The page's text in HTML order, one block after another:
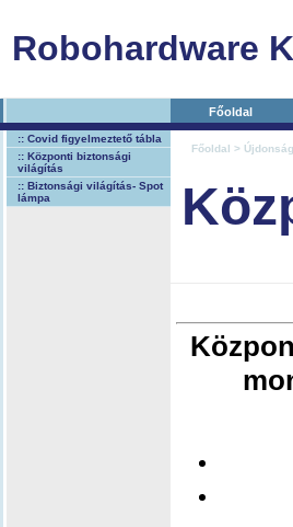
Robohardware
Főoldal
:: Covid figyelmeztető tábla
:: Központi biztonsági
világítás
:: Biztonsági világítás- Spot
lámpa
Főoldal >